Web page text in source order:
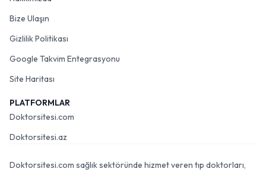
Bize Ulaşın
Gizlilik Politikası
Google Takvim Entegrasyonu
Site Haritası
PLATFORMLAR
Doktorsitesi.com
Doktorsitesi.az
Doktorsitesi.com sağlık sektöründe hizmet veren tıp doktorları,